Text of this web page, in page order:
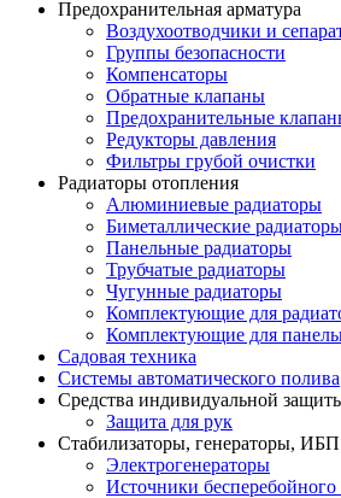
Предохранительная арматура
Воздухоотводчики и
Группы безопасности
Компенсаторы
Обратные клапаны
Предохранительные
Редукторы давления
Фильтры грубой очистки
Радиаторы отопления
Алюминиевые радиаторы
Биметаллические
Панельные радиаторы
Трубчатые радиаторы
Чугунные радиаторы
Комплектующие для
Комплектующие для
Садовая техника
Системы автоматического полива
Средства индивидуальной
Защита для рук
Стабилизаторы, генераторы, ИБП
Электрогенераторы
Источники бесперебойного